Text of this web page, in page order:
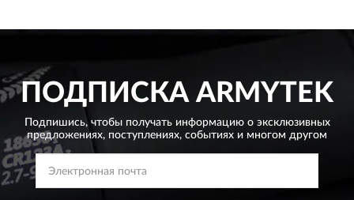
ПОДПИСКА ARMYTEK
Подпишись, чтобы получать информацию о эксклюзивных
предложениях, поступлениях, событиях и многом другом